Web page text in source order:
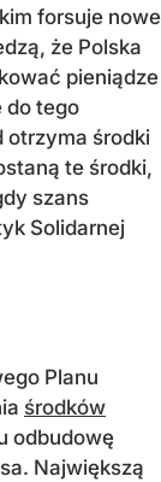
forsuje nowe
że Polska
pieniądze
do tego
otrzyma środki
te środki,
szans
Solidarnej
Planu
środków
odbudowę
Największą